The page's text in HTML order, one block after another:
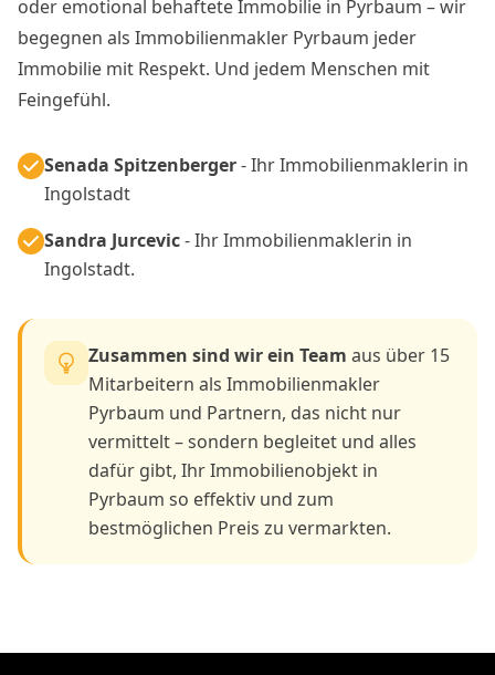
oder emotional behaftete Immobilie in Pyrbaum – wir
begegnen als Immobilienmakler Pyrbaum jeder
Immobilie mit Respekt. Und jedem Menschen mit
Feingefühl.
Senada Spitzenberger- Ihr Immobilienmaklerin in
Ingolstadt
Sandra Jurcevic- Ihr Immobilienmaklerin in
Ingolstadt.
Zusammen sind wir ein Team aus über 15
Mitarbeitern als Immobilienmakler
Pyrbaum und Partnern, das nicht nur
vermittelt – sondern begleitet und alles
dafür gibt, Ihr Immobilienobjekt in
Pyrbaum so effektiv und zum
bestmöglichen Preis zu vermarkten.